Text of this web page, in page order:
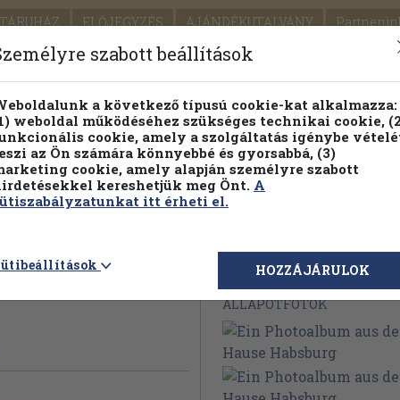
ELŐJEGYZÉS AJÁNDÉKUTALVÁNY
SEGÍTSÉG
PILLANATNYI ÁRAINK FENNTARTHATÓ
Részletes kereső Témaköri fa
dem
Megvásárolható
ÁLLAPOTFOTÓK
szabott beállítások
a következő típusú cookie-kat alkalmazza:
weboldal működéséhez szükséges technikai cookie,
cookie, amely a szolgáltatás igénybe
az Ön számára könnyebbé és gyorsabbá, (3)
cookie, amely alapján személyre szabott
kereshetjük meg Önt. A
itt érheti el.
HOZZÁJÁRULOK